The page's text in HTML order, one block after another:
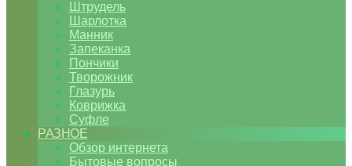
Штрудель
Шарлотка
Манник
Запеканка
Пончики
Творожник
Глазурь
Коврижка
Суфле
РАЗНОЕ
Обзор интернета
Бытовые вопросы